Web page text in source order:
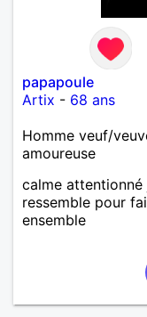
papapoule
Artix - 68 ans
Homme veuf/
amoureuse
calme attentionné
ressemble pour
ensemble